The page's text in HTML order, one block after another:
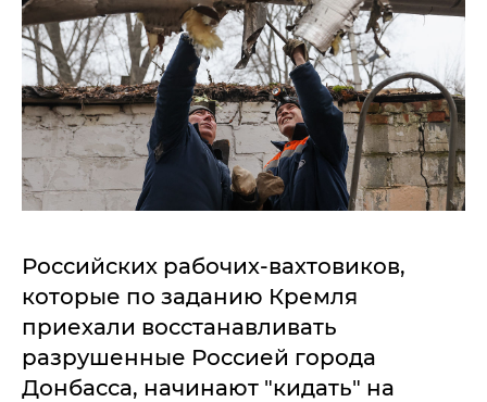
Российских рабочих-вахтовиков,
которые по заданию Кремля
приехали восстанавливать
разрушенные Россией города
Донбасса, начинают "кидать" на